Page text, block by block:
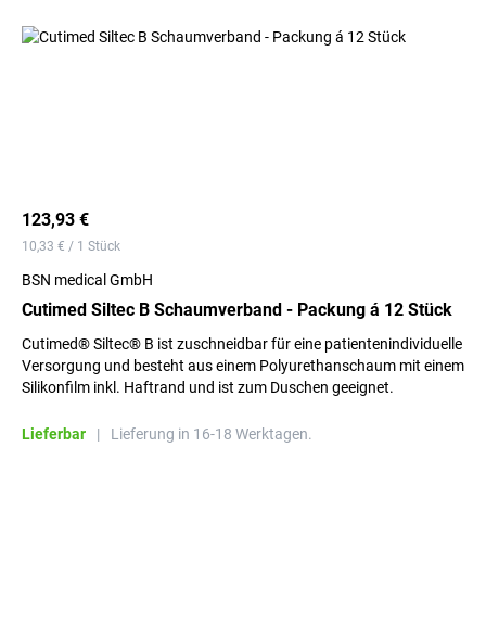
123,93 €
10,33 € / 1 Stück
BSN medical GmbH
Cutimed Siltec B Schaumverband - Packung á 12 Stück
Cutimed® Siltec® B ist zuschneidbar für eine patientenindividuelle
Versorgung und besteht aus einem Polyurethanschaum mit einem
Silikonfilm inkl. Haftrand und ist zum Duschen geeignet.
Lieferbar | Lieferung in 16-18 Werktagen.